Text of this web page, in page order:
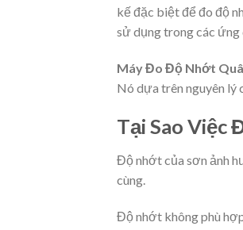
kế đặc biệt để đo độ
sử dụng trong các ứng
Máy Đo Độ Nhớt
Nó dựa trên nguyên lý
Tại Sao Việc
Độ nhớt của sơn ảnh
cùng.
Độ nhớt không phù